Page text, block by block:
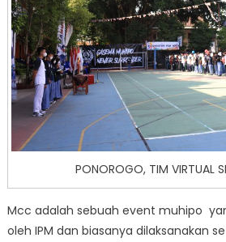
PONOROGO, TIM VIRTUAL
Mcc adalah sebuah event muhipo
oleh IPM dan biasanya dilaksanakan